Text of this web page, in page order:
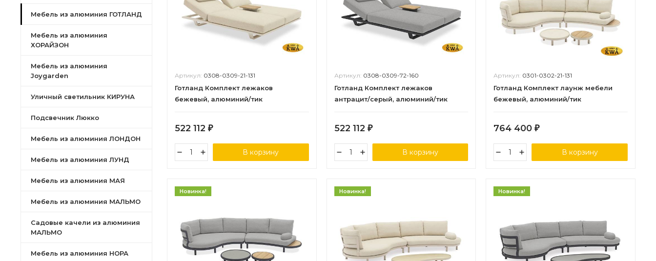
Мебель из алюминия ГОТЛАНД
Мебель из алюминия
ХОРАЙЗОН
Мебель из алюминия
Joygarden
Уличный светильник КИРУНА
Подсвечник Люкко
Мебель из алюминия ЛОНДОН
Мебель из алюминия ЛУНД
Мебель из алюминия МАЯ
Мебель из алюминия МАЛЬМО
Садовые качели из алюминия
МАЛЬМО
Мебель из алюминия НОРА
Артикул: 0308-0309-21-131
Готланд Комплект лежаков
бежевый, алюминий/тик
522 112 ₽
В корзину
Артикул: 0308-0309-72-160
Готланд Комплект лежаков
антрацит/серый, алюминий/тик
522 112 ₽
В корзину
Артикул: 0301-0302-21-131
Готланд Комплект лаунж мебели
бежевый, алюминий/тик
764 400₽
В корзину
Новинка! Новинка! Новинка!